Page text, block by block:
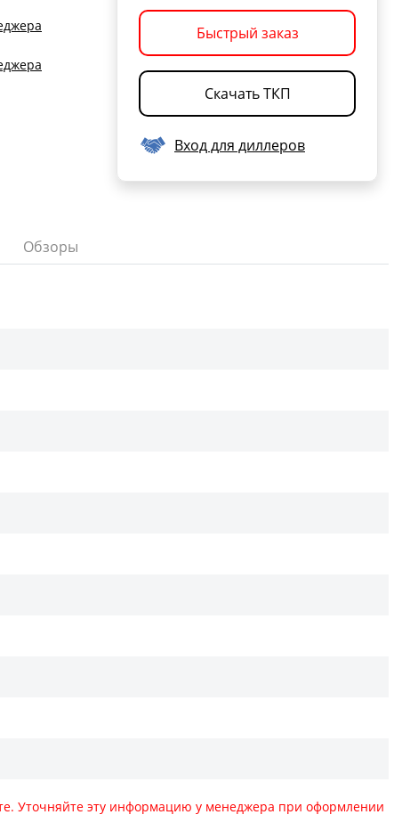
Быстрый заказ
Скачать ТКП
Вход для диллеров
Обзоры
Уточняйте эту информацию у менеджера при оформлении